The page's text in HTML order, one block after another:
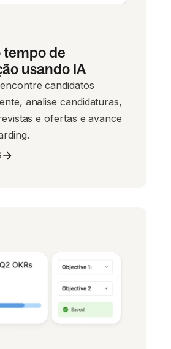
tempo de
usando IA
candidatos
analise candidaturas,
e ofertas e avance